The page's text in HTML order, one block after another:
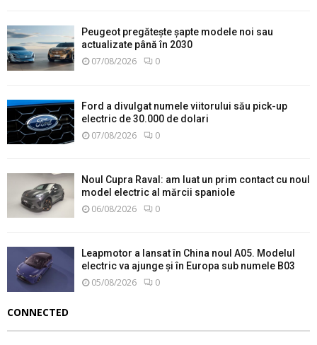
Peugeot pregătește șapte modele noi sau
actualizate până în 2030
07/08/2026 0
Ford a divulgat numele viitorului său pick-up
electric de 30.000 de dolari
07/08/2026 0
Noul Cupra Raval: am luat un prim contact cu noul
model electric al mărcii spaniole
06/08/2026 0
Leapmotor a lansat în China noul A05. Modelul
electric va ajunge și în Europa sub numele B03
05/08/2026 0
CONNECTED